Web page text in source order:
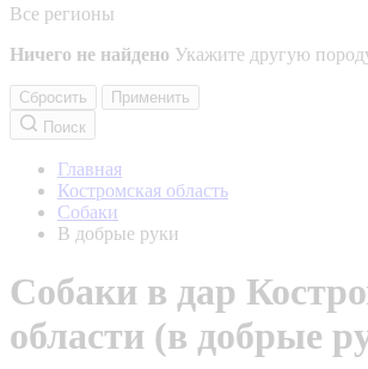
Все регионы
Ничего не найдено Укажите другую
Сбросить
Применить
Поиск
Главная
Костромская область
Собаки
В добрые руки
Собаки в дар
области (в добрые